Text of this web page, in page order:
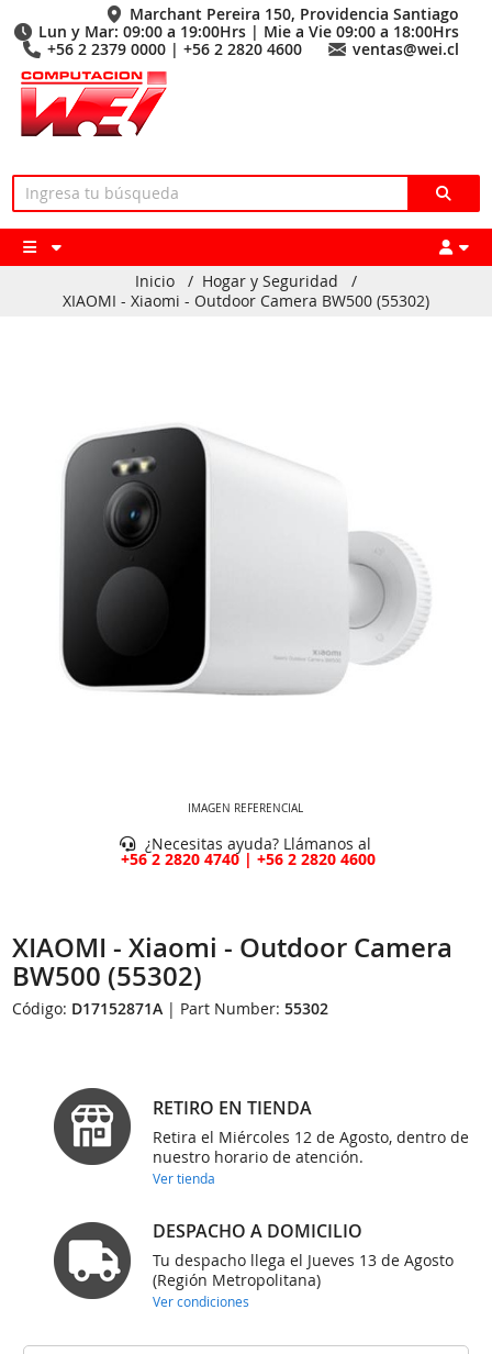
Marchant Pereira 150, Providencia Santiago
Lun y Mar: 09:00 a 19:00Hrs | Mie a Vie 09:00 a 18:00Hrs
+56 2 2379 0000 | +56 2 2820 4600
ventas@wei.cl
Inicio / Hogar y Seguridad
/
XIAOMI - Xiaomi - Outdoor Camera BW500 (55302)
IMAGEN REFERENCIAL
¿Necesitas ayuda? Llámanos al
+56 2 2820 4740 | +56 2 2820 4600
XIAOMI - Xiaomi - Outdoor Camera
BW500 (55302)
Código: D17152871A | Part Number:55302
RETIRO EN TIENDA
Retira el Miércoles 12 de Agosto, dentro de
nuestro horario de atención.
Ver tienda
DESPACHO A DOMICILIO
Tu despacho llega el Jueves 13 de Agosto
(Región Metropolitana)
Ver condiciones